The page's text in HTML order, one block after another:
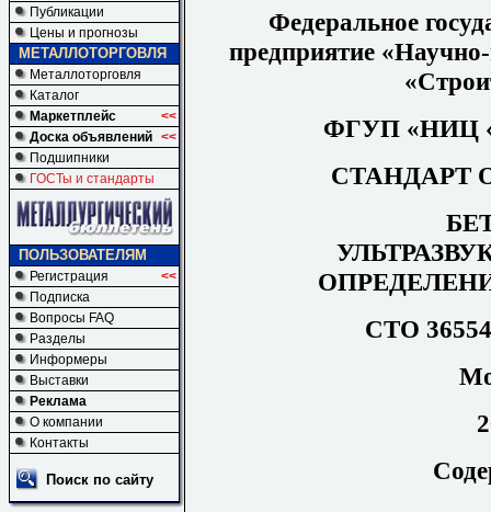
Публикации
Цены и прогнозы
МЕТАЛЛОТОРГОВЛЯ
Металлоторговля
Каталог
Маркетплейс
<<
Доска объявлений <<
Подшипники
ГОСТы и стандарты
ПОЛЬЗОВАТЕЛЯМ
Регистрация
<<
Подписка
Вопросы FAQ
Разделы
Информеры
Выставки
Реклама
О компании
Контакты
Поиск по сайту
Федеральное
предприятие
ФГУП «НИЦ
СТАНДАРТ
СТО